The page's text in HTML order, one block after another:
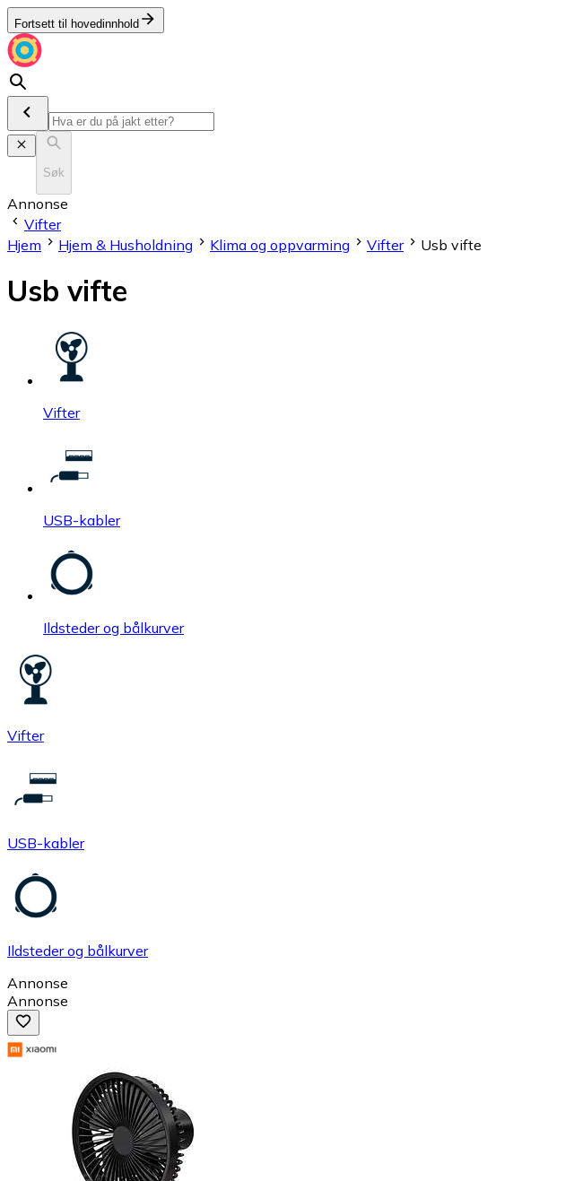
Fortsett til hovedinnhold
Søk
Annonse
Vifter
Hjem
Hjem & Husholdning Klima og oppvarming Vifter Usb vifte
Usb vifte
Vifter
USB-kabler
Ildsteder og bålkurver
Vifter
USB-kabler
Ildsteder og bålkurver
Annonse
Annonse